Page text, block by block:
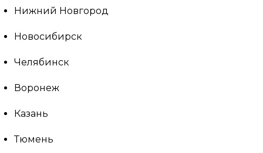
Нижний Новгород
Новосибирск
Челябинск
Воронеж
Казань
Тюмень